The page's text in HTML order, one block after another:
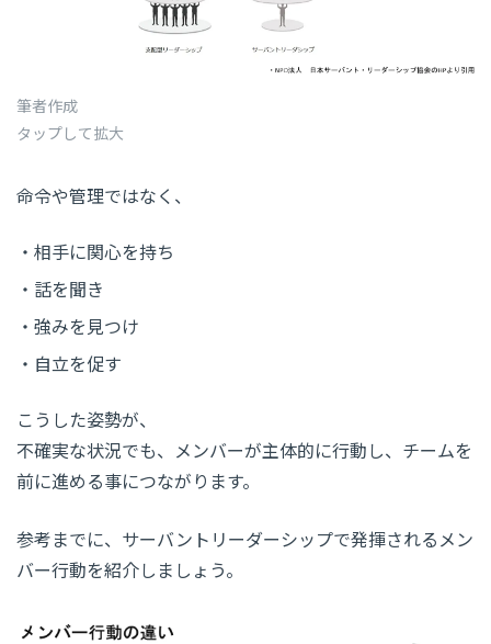
筆者作成
タップして拡大
命令や管理ではなく、
相手に関心を持ち
話を聞き
強みを見つけ
自立を促す
こうした姿勢が、
不確実な状況でも、メンバーが主体的に行動し、チームを
前に進める事につながります。
参考までに、サーバントリーダーシップで発揮されるメン
バー行動を紹介しましょう。